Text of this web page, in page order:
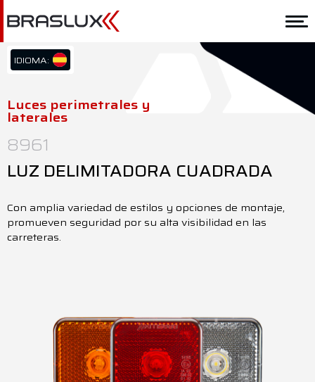
Home
Braslux
Aplicación
Downloads
Contacto
IDIOMA:
PT/BR
ES/ES
Luces perimetrales y
laterales
8961
LUZ DELIMITADORA CUADRADA
Con amplia variedad de estilos y opciones de montaje,
promueven seguridad por su alta visibilidad en las
carreteras.